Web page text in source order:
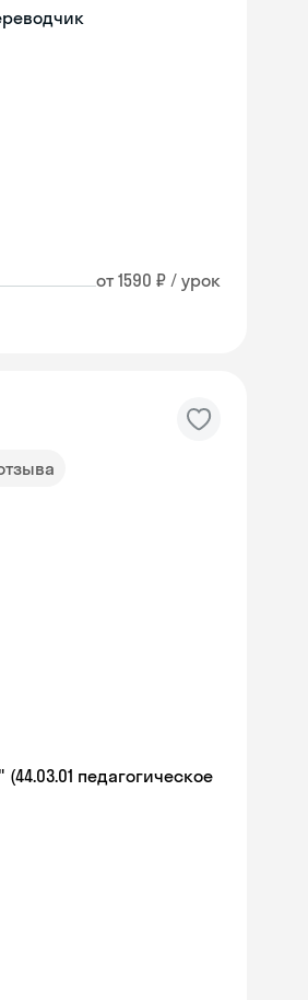
от 1590 ₽ / урок
педагогическое